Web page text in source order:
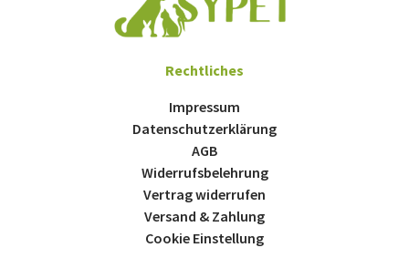
Rechtliches
Impressum
Datenschutzerklärung
AGB
Widerrufsbelehrung
Vertrag widerrufen
Versand & Zahlung
Cookie Einstellung